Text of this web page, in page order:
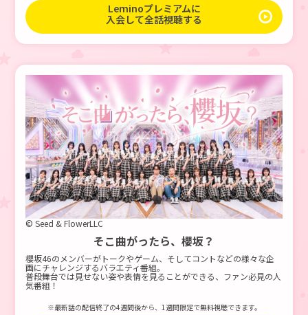
Leminoプレミアムに
入会して全話視聴する
© Seed & FlowerLLC
そこ曲がったら、櫻坂？
櫻坂46のメンバーがトークやゲーム、そしてコントなどの様々な企
画にチャレンジするバラエティ番組。
普段舞台では見せない姿や表情を見ることができる、ファン必見の人
気番組！
※最新話の配信終了の4週間後から、1週間限定で無料視聴できます。